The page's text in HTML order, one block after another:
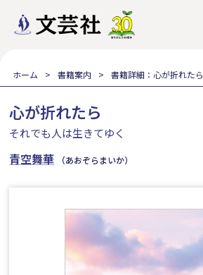
ホーム 書籍案内 書籍詳細：心が折れたら
心が折れたら
それでも人は生きてゆく
青空舞華 （あおぞらまいか）